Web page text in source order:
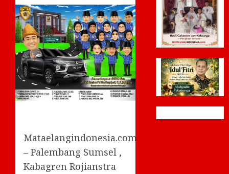
Mataelangindonesia.com
– Palembang Sumsel ,
Kabagren Rojianstra